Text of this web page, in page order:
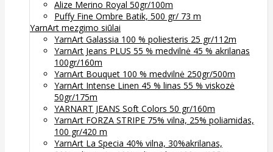
Alize Merino Royal 50gr/100m
Puffy Fine Ombre Batik, 500 gr/ 73 m
YarnArt mezgimo siūlai
YarnArt Galassia 100 % poliesteris 25 gr/112m
YarnArt Jeans PLUS 55 % medvilnė 45 % akrilanas
100gr/160m
YarnArt Bouquet 100 % medvilnė 250gr/500m
YarnArt Intense Linen 45 % linas 55 % viskozė
50gr/175m
YARNART JEANS Soft Colors 50 gr/160m
YarnArt FORZA STRIPE 75% vilna, 25% poliamidas,
100 gr/420 m
YarnArt La Specia 40% vilna, 30%akrilanas,